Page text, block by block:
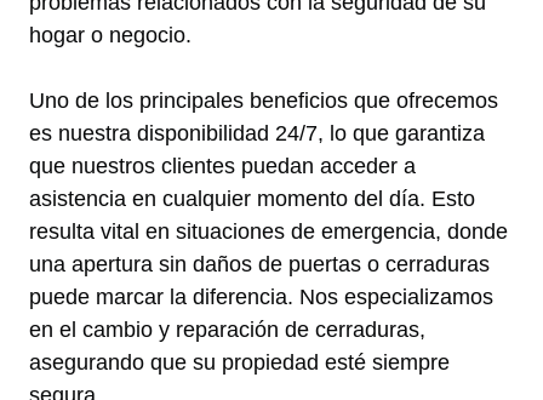
hogar o negocio.
Uno de los principales beneficios que ofrecemos
es nuestra disponibilidad 24/7, lo que garantiza
que nuestros clientes puedan acceder a
asistencia en cualquier momento del día. Esto
resulta vital en situaciones de emergencia, donde
una apertura sin daños de puertas o cerraduras
puede marcar la diferencia. Nos especializamos
en el cambio y reparación de cerraduras,
asegurando que su propiedad esté siempre